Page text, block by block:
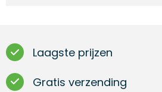
Laagste prijzen
Gratis verzending